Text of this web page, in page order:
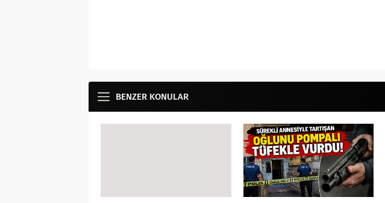
BENZER KONULAR